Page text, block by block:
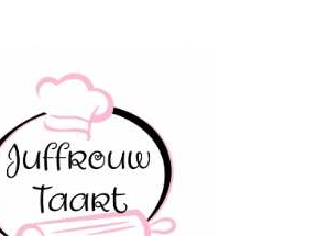
Top